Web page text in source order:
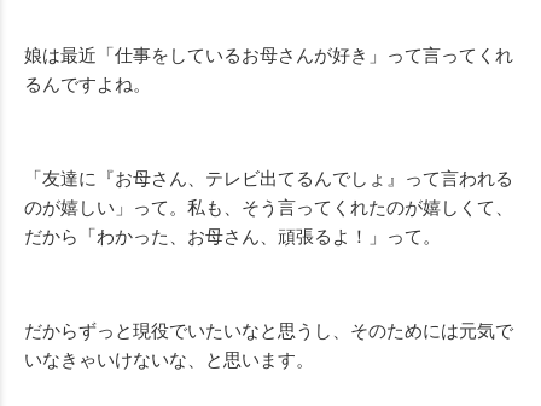
娘は最近「仕事をしているお母さんが好き」って言ってくれ
るんですよね。
「友達に『お母さん、テレビ出てるんでしょ』って言われる
のが嬉しい」って。私も、そう言ってくれたのが嬉しくて、
だから「わかった、お母さん、頑張るよ！」って。
だからずっと現役でいたいなと思うし、そのためには元気で
いなきゃいけないな、と思います。